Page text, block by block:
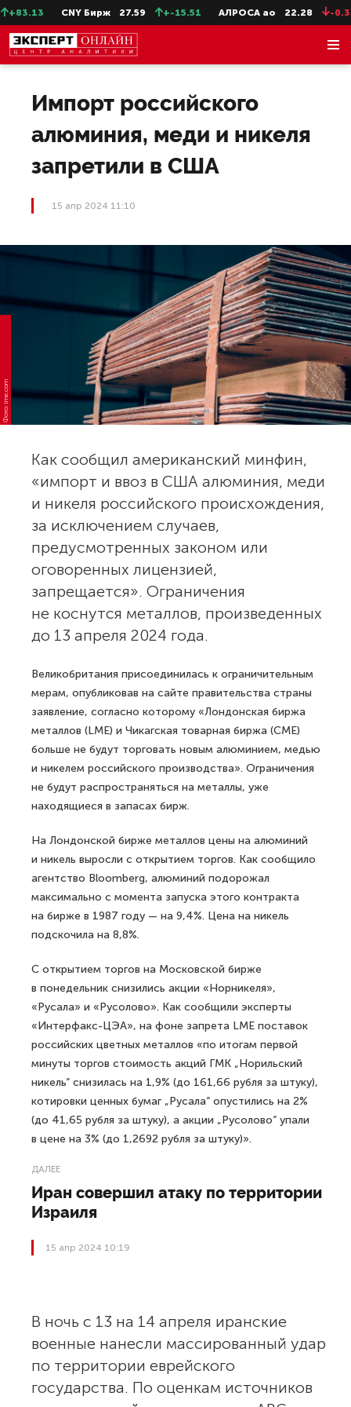
CNY Бирж 27.59 +-15.51 АЛРОСА ао 22.28 -0.31
Импорт российского
алюминия, меди и никеля
запретили в США
15 апр 2024 11:10
Фото: lme.com
Как сообщил американский минфин,
«импорт и ввоз в США алюминия, меди
и никеля российского происхождения,
за исключением случаев,
предусмотренных законом или
оговоренных лицензией,
запрещается». Ограничения
не коснутся металлов, произведенных
до 13 апреля 2024 года.
Великобритания присоединилась к ограничительным
мерам, опубликовав на сайте правительства страны
заявление, согласно которому «Лондонская биржа
металлов (LME) и Чикагская товарная биржа (CME)
больше не будут торговать новым алюминием, медью
и никелем российского производства». Ограничения
не будут распространяться на металлы, уже
находящиеся в запасах бирж.
На Лондонской бирже металлов цены на алюминий
и никель выросли с открытием торгов. Как сообщило
агентство Bloomberg, алюминий подорожал
максимально с момента запуска этого контракта
на бирже в 1987 году — на 9,4%. Цена на никель
подскочила на 8,8%.
С открытием торгов на Московской бирже
в понедельник снизились акции «Норникеля»,
«Русала» и «Русолово». Как сообщили эксперты
«Интерфакс-ЦЭА», на фоне запрета LME поставок
российских цветных металлов «по итогам первой
минуты торгов стоимость акций ГМК „Норильский
никель“ снизилась на 1,9% (до 161,66 рубля за штуку),
котировки ценных бумаг „Русала“ опустились на 2%
(до 41,65 рубля за штуку), а акции „Русолово“ упали
в цене на 3% (до 1,2692 рубля за штуку)».
ДАЛЕЕ
Иран совершил атаку по территории
Израиля
15 апр 2024 10:19
В ночь с 13 на 14 апреля иранские
военные нанесли массированный удар
по территории еврейского
государства. По оценкам источников